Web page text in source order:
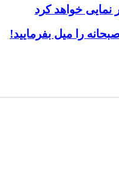
خواهد کرد
نمایی خواهد کرد
میل بفرمایید!
را میل بفرمایید!